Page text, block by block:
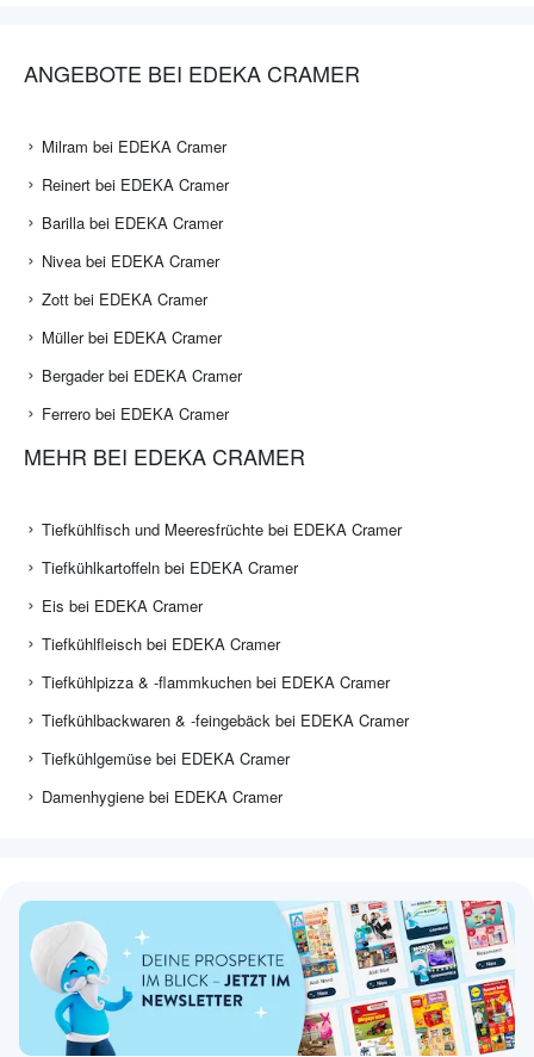
ANGEBOTE BEI EDEKA CRAMER
Milram bei EDEKA Cramer
Reinert bei EDEKA Cramer
Barilla bei EDEKA Cramer
Nivea bei EDEKA Cramer
Zott bei EDEKA Cramer
Müller bei EDEKA Cramer
Bergader bei EDEKA Cramer
Ferrero bei EDEKA Cramer
MEHR BEI EDEKA CRAMER
Tiefkühlfisch und Meeresfrüchte bei EDEKA Cramer
Tiefkühlkartoffeln bei EDEKA Cramer
Eis bei EDEKA Cramer
Tiefkühlfleisch bei EDEKA Cramer
Tiefkühlpizza & -flammkuchen bei EDEKA Cramer
Tiefkühlbackwaren & -feingebäck bei EDEKA Cramer
Tiefkühlgemüse bei EDEKA Cramer
Damenhygiene bei EDEKA Cramer